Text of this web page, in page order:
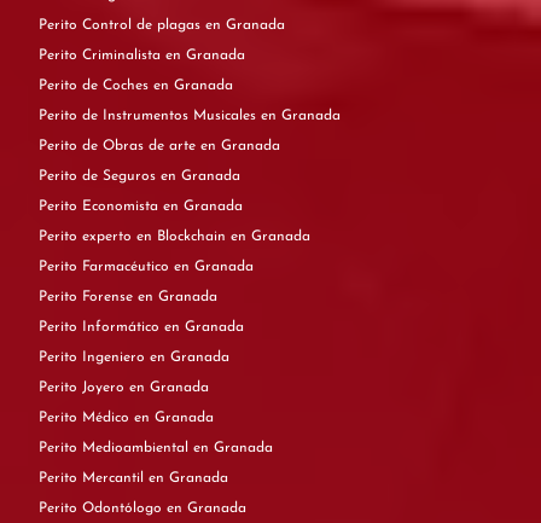
Perito Control de plagas en Granada
Perito Criminalista en Granada
Perito de Coches en Granada
Perito de Instrumentos Musicales en Granada
Perito de Obras de arte en Granada
Perito de Seguros en Granada
Perito Economista en Granada
Perito experto en Blockchain en Granada
Perito Farmacéutico en Granada
Perito Forense en Granada
Perito Informático en Granada
Perito Ingeniero en Granada
Perito Joyero en Granada
Perito Médico en Granada
Perito Medioambiental en Granada
Perito Mercantil en Granada
Perito Odontólogo en Granada